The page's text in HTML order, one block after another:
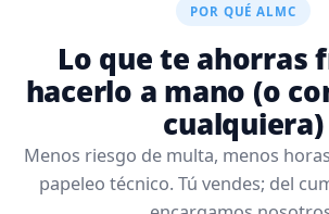
POR QUÉ ALMC
Lo que te ahorras
hacerlo a mano (o
cualquiera)
Menos riesgo de multa, menos
papeleo técnico. Tú vendes; del